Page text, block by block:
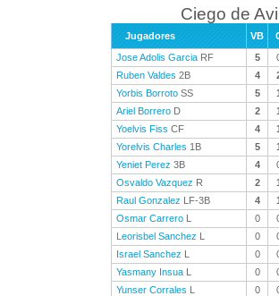
Ciego de
Jugadores VB
Jose Adolis Garcia RF 5
Ruben Valdes 2B 4
Yorbis Borroto SS 5
Ariel Borrero D 2
Yoelvis Fiss CF 4
Yorelvis Charles 1B 5
Yeniet Perez 3B 4
Osvaldo Vazquez R 2
Raul Gonzalez LF-3B 4
Osmar Carrero L 0
Leorisbel Sanchez L 0
Israel Sanchez L 0
Yasmany Insua L 0
Yunser Corrales L 0